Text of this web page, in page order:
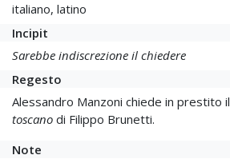
italiano, latino
Incipit
Sarebbe indiscrezione il chiedere
Regesto
Alessandro Manzoni chiede in prestito il
toscano di Filippo Brunetti.
Note